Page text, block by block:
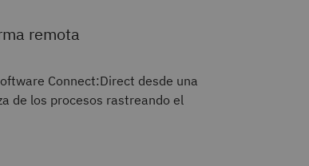
remota
Connect:Direct desde una
de los procesos rastreando el